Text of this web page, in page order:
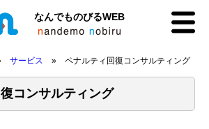
なんでものびるWEB
サービス ペナルティ回復コンサルティング
コンサルティング